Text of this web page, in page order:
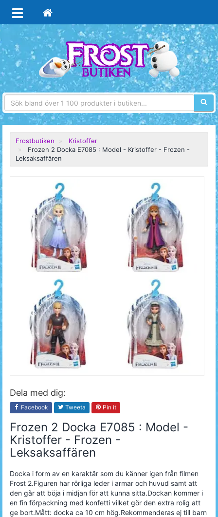
Frostbutiken
Kristoffer
Frozen 2 Docka E7085 : Model - Kristoffer - Frozen -
Leksaksaffären
Dela med dig:
Facebook Tweeta Pin it
Frozen 2 Docka E7085 : Model -
Kristoffer - Frozen -
Leksaksaffären
Docka i form av en karaktär som du känner igen från filmen
Frost 2.Figuren har rörliga leder i armar och huvud samt att
den går att böja i midjan för att kunna sitta.Dockan kommer i
en fin förpackning med konfetti vilket gör den extra rolig att
ge bort.Mått: docka ca 10 cm hög.Rekommenderas ej till barn